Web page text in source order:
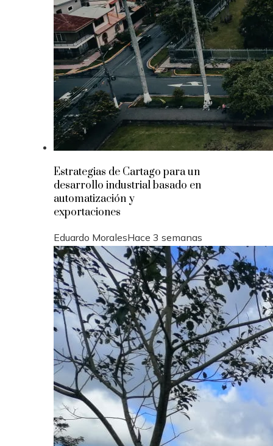
Estrategias de Cartago para un
desarrollo industrial basado en
automatización y
exportaciones
Eduardo MoralesHace 3 semanas